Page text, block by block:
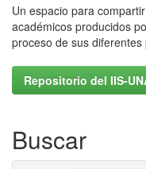
Un espacio para
académicos producidos
proceso de sus diferentes
Repositorio del IIS-
Buscar